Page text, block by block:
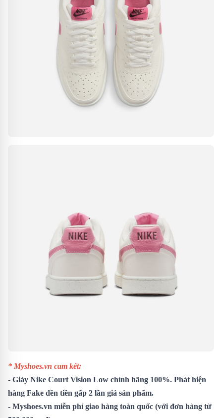
* Myshoes.vn cam kết:
- Giày Nike Court Vision Low chính hãng 100%. Phát hiện
hàng Fake đền tiền gấp 2 lần giá sản phẩm.
- Myshoes.vn miễn phí giao hàng toàn quốc (với đơn hàng từ